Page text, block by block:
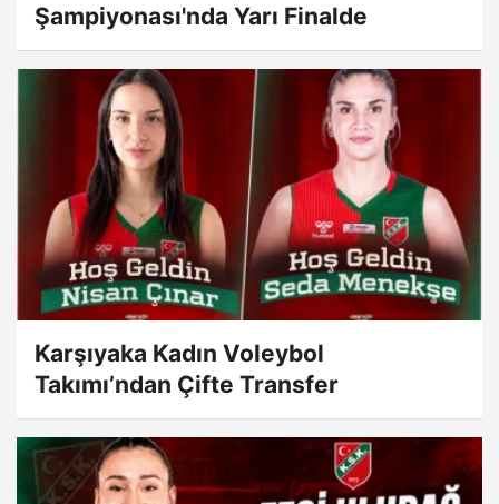
Şampiyonası'nda Yarı Finalde
Karşıyaka Kadın Voleybol
Takımı’ndan Çifte Transfer